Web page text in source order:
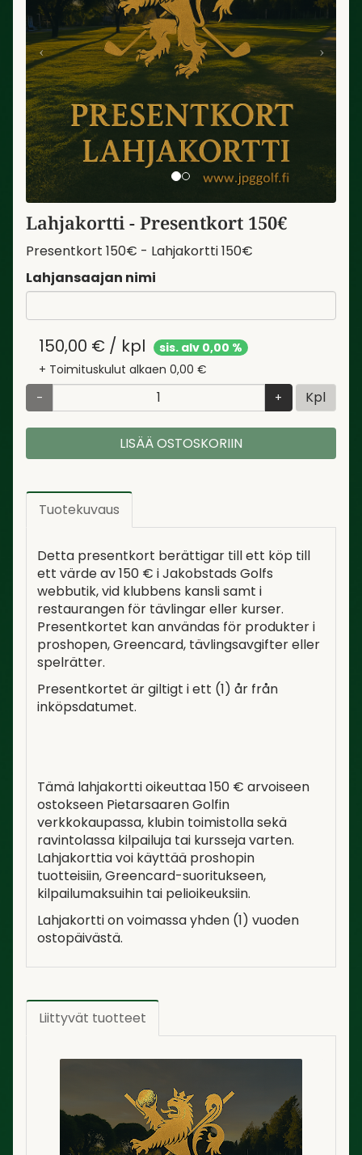
Lahjakortti - Presentkort 150€
Presentkort 150€ - Lahjakortti 150€
Lahjansaajan nimi
150,00 € / kpl
sis. alv 0,00 %
+ Toimituskulut alkaen 0,00 €
-
+ Kpl
LISÄÄ OSTOSKORIIN
Tuotekuvaus
Detta presentkort berättigar till ett köp till
ett värde av 150 € i Jakobstads Golfs
webbutik, vid klubbens kansli samt i
restaurangen för tävlingar eller kurser.
Presentkortet kan användas för produkter i
proshopen, Greencard, tävlingsavgifter eller
spelrätter.
Presentkortet är giltigt i ett (1) år från
inköpsdatumet.
Tämä lahjakortti oikeuttaa 150 € arvoiseen
ostokseen Pietarsaaren Golfin
verkkokaupassa, klubin toimistolla sekä
ravintolassa kilpailuja tai kursseja varten.
Lahjakorttia voi käyttää proshopin
tuotteisiin, Greencard-suoritukseen,
kilpailumaksuihin tai pelioikeuksiin.
Lahjakortti on voimassa yhden (1) vuoden
ostopäivästä.
Liittyvät tuotteet